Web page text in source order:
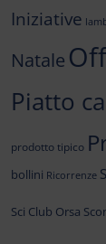
Iniziative
Natale
Piatto
prodotto tipico
bollini Ricorrenze
Sci Club Orsa